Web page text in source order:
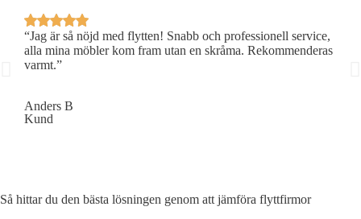
“Jag är så nöjd med flytten! Snabb och professionell service,
alla mina möbler kom fram utan en skråma. Rekommenderas
varmt.”
Anders B
Kund
Så hittar du den bästa lösningen genom att jämföra flyttfirmor